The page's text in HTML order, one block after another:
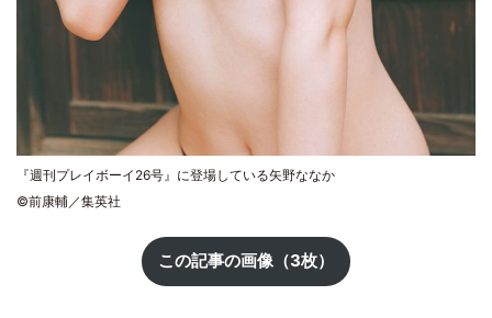
『週刊プレイボーイ26号』に登場している矢野ななか
©前康輔／集英社
この記事の画像（3枚）